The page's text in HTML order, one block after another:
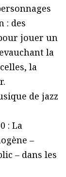
: des
jouer un
la
la
de jazz
: La
–
– dans les